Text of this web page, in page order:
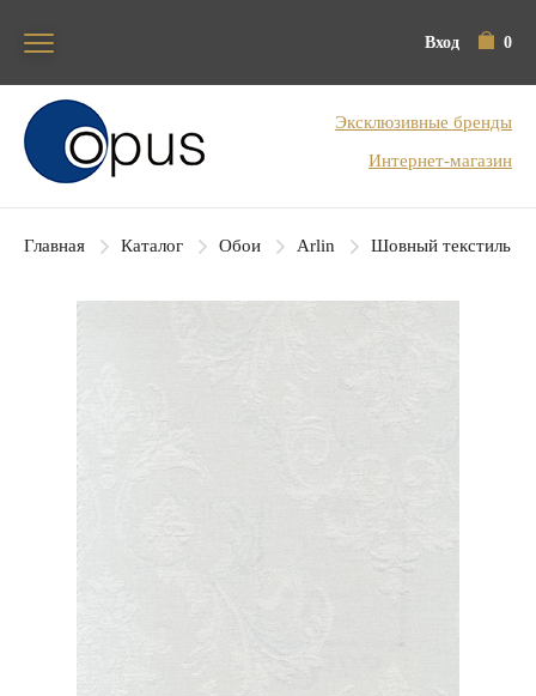
Вход 0
Блок поиска
Эксклюзивные бренды
Интернет-магазин
Главная Каталог Обои Arlin Шовный текстиль